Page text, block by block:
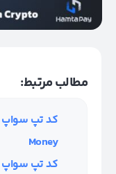
مطالب مرتبط:
Money